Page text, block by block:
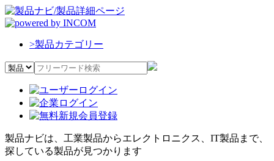
>製品カテゴリー
製品ナビは、工業製品からエレクトロニクス、IT製品まで、
探している製品が見つかります